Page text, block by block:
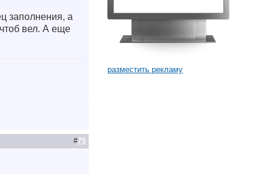
заполнения, а
чтоб вел. А еще
#75
разместить рекламу